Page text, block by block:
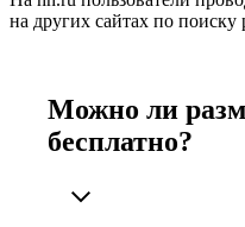
на других сайтах по поиску
Можно ли
бесплатно?